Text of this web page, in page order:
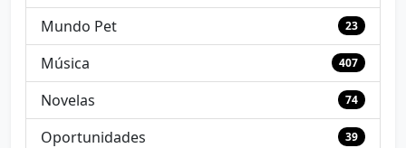
Mundo Pet 23
Música 407
Novelas 74
Oportunidades 39